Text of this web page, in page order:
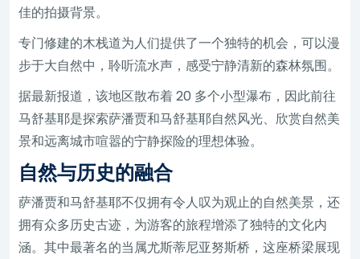
佳的拍摄背景。
专门修建的木栈道为人们提供了一个独特的机会，可以漫
步于大自然中，聆听流水声，感受宁静清新的森林氛围。
据最新报道，该地区散布着 20 多个小型瀑布，因此前往
马舒基耶是探索萨潘贾和马舒基耶自然风光、欣赏自然美
景和远离城市喧嚣的宁静探险的理想体验。
自然与历史的融合
萨潘贾和马舒基耶不仅拥有令人叹为观止的自然美景，还
拥有众多历史古迹，为游客的旅程增添了独特的文化内
涵。其中最著名的当属尤斯蒂尼亚努斯桥，这座桥梁展现